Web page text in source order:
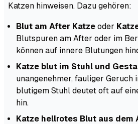
Katzen hinweisen. Dazu gehören:
Blut am After Katze oder
Blutspuren am After oder im
können auf innere Blutungen
Katze blut im Stuhl und
unangenehmer, fauliger Geruch
blutigem Stuhl deutet oft auf
hin.
Katze hellrotes Blut aus dem